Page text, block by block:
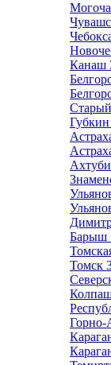
Могоча
Канаш
Губкин
Барыш
Томск
Горно-